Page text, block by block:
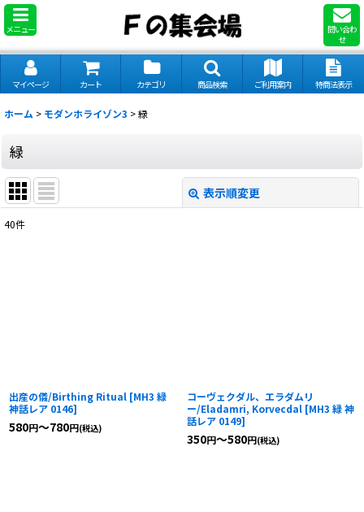
メニュー
問い合わ
せ
マイページ カート カテゴリ 商品検索 ご利用案内 特商法表示
ホーム > モダンホライゾン3 >緑
緑
表示順変更
40件
出産の儀/Birthing Ritual [MH3 緑
神話レア 0146]
580円～780円(税込)
コーヴェクダル、エラダムリ
ー/Eladamri, Korvecdal [MH3 緑 神
話レア 0149]
350円～580円(税込)